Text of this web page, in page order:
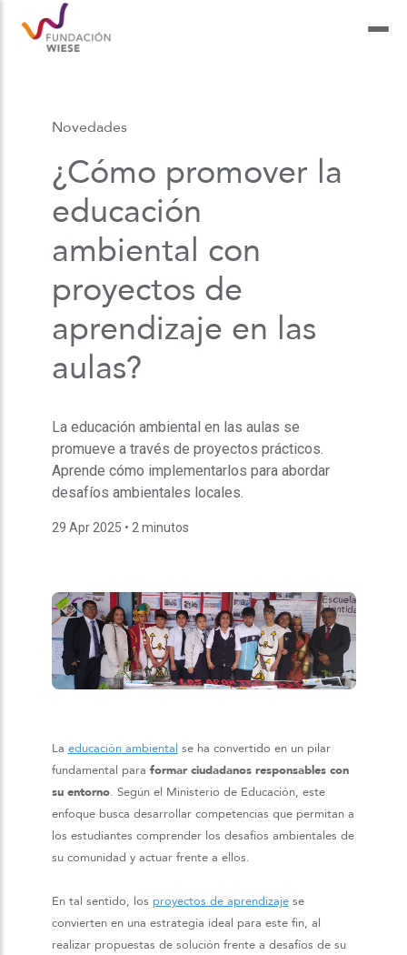
Novedades
¿Cómo promover la
educación
ambiental con
proyectos de
aprendizaje en las
aulas?
La educación ambiental en las aulas se
promueve a través de proyectos prácticos.
Aprende cómo implementarlos para abordar
desafíos ambientales locales.
29 Apr 2025 • 2 minutos
La educación ambiental se ha convertido en un pilar
fundamental para formar ciudadanos responsables con
su entorno. Según el Ministerio de Educación, este
enfoque busca desarrollar competencias que permitan a
los estudiantes comprender los desafíos ambientales de
su comunidad y actuar frente a ellos.
En tal sentido, los proyectos de aprendizajese
convierten en una estrategia ideal para este fin, al
realizar propuestas de solución frente a desafíos de su